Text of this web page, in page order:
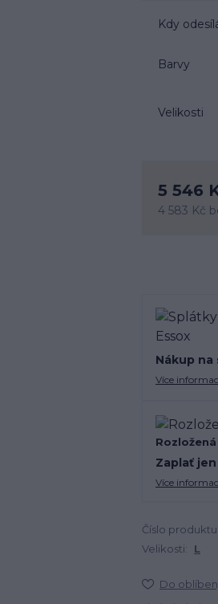
Kdy
Barvy
Velikosti
5 546
4 583 Kč
Nákup na
Více
Zaplať
Více
Číslo produktu:
Velikosti:
L
Do